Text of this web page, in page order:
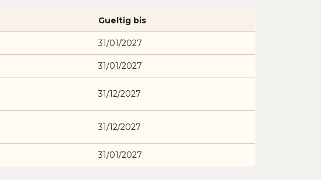
Gueltig bis
31/01/2027
31/01/2027
31/12/2027
31/12/2027
31/01/2027